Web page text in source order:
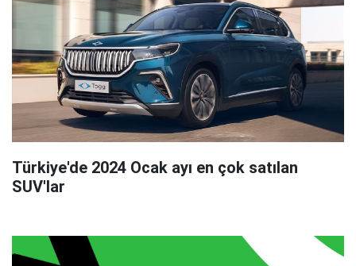
Türkiye'de 2024 Ocak ayı en çok satılan
SUV'lar